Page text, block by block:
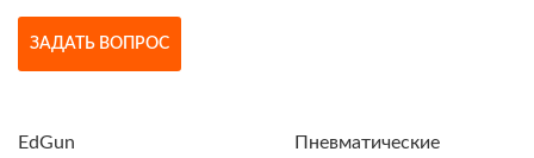
ЗАДАТЬ ВОПРОС
EdGun
Пневматические